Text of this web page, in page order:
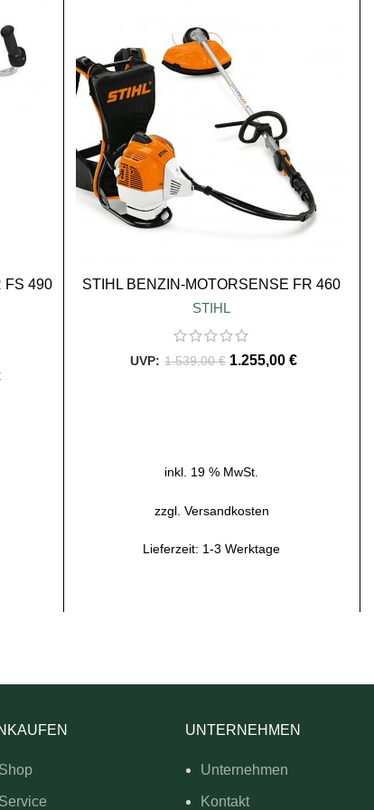
FS 490
STIHL BENZIN-MOTORSENSE FR 460
STIHL
1.539,00€ 1.255,00€
inkl. 19 % MwSt.
zzgl. Versandkosten
Lieferzeit: 1-3 Werktage
Shop
Service
UNTERNEHMEN
Unternehmen
Kontakt